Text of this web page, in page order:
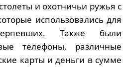
и охотничьи ружья с
использовались для
Также были
телефоны, различные
карты и деньги в сумме